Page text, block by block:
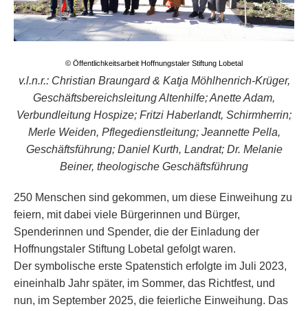
© Öffentlichkeitsarbeit Hoffnungstaler Stiftung Lobetal
v.l.n.r.: Christian Braungard & Katja Möhlhenrich-Krüger,
Geschäftsbereichsleitung Altenhilfe; Anette Adam,
Verbundleitung Hospize; Fritzi Haberlandt, Schirmherrin;
Merle Weiden, Pflegedienstleitung; Jeannette Pella,
Geschäftsführung; Daniel Kurth, Landrat; Dr. Melanie
Beiner, theologische Geschäftsführung
250 Menschen sind gekommen, um diese Einweihung zu
feiern, mit dabei viele Bürgerinnen und Bürger,
Spenderinnen und Spender, die der Einladung der
Hoffnungstaler Stiftung Lobetal gefolgt waren.
Der symbolische erste Spatenstich erfolgte im Juli 2023,
eineinhalb Jahr später, im Sommer, das Richtfest, und
nun, im September 2025, die feierliche Einweihung. Das